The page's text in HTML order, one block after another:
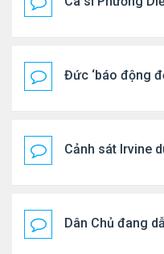
Đức ‘báo động
Cảnh sát Irvine
Dân Chủ đang